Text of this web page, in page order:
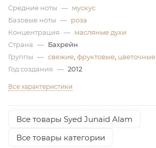
Средние ноты — мускус
Базовые ноты — роза
Концентрация — масляные духи
Страна — Бахрейн
Группы — свежие фруктовые цветочные
Год создания — 2012
Все характеристики
Все товары Syed Junaid Alam
Все товары категории